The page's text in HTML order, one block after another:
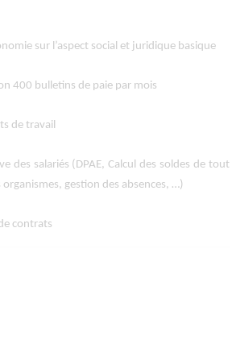
sur l’aspect social et juridique basique
400 bulletins de paie par mois
de travail
des salariés (DPAE, Calcul des soldes de tout
gestion des absences, …)
de contrats